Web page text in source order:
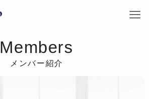
Members
メンバー紹介